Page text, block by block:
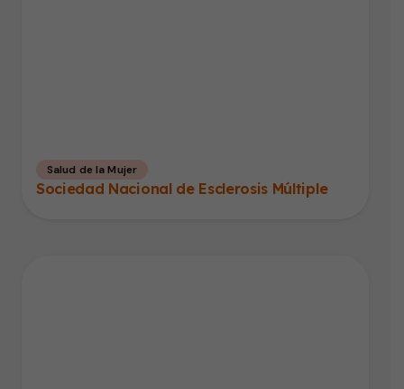
Salud de la Mujer
Sociedad Nacional de Esclerosis Múltiple